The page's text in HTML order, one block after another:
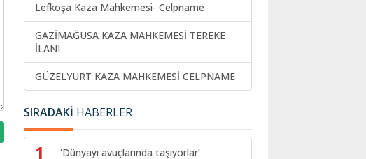
Lefkoşa Kaza Mahkemesi- Celpname
GAZİMAĞUSA KAZA MAHKEMESİ TEREKE
İLANI
GÜZELYURT KAZA MAHKEMESİ CELPNAME
SIRADAKİ HABERLER
1 ‘Dünyayı avuçlarında taşıyorlar’